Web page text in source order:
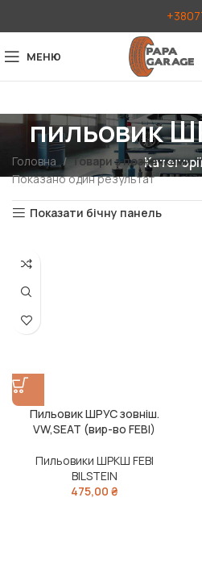
МЕНЮ
пильовик
Головна
Товари з позначками
Показано один результат
Показати бічну панель
Пильовик ШРУС зовніш.
VW,SEAT (вир-во FEBI)
Пильовики ШРКШ FEBI
BILSTEIN
475,00 ₴